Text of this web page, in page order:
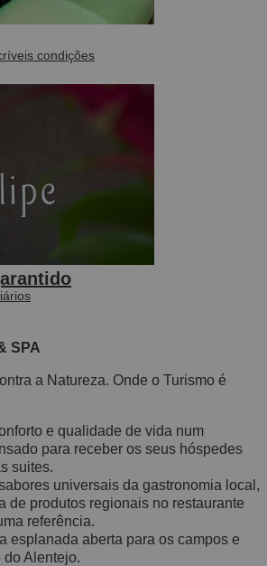
condições
SPA
a Natureza. Onde o Turismo é
e qualidade de vida num
para receber os seus hóspedes
suites.
universais da gastronomia local,
de produtos regionais no restaurante
referência.
esplanada aberta para os campos e
do Alentejo.